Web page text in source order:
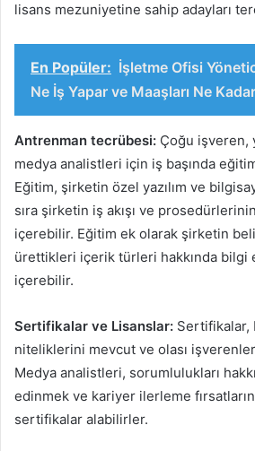
lisans mezuniyetine sahip adayları
En Popüler: İşletme Ofisi
Ne İş Yapar ve Maaşları Ne
Antrenman tecrübesi: Çoğu işveren,
medya analistleri için iş başında
Eğitim, şirketin özel yazılım ve
sıra şirketin iş akışı ve
içerebilir. Eğitim ek olarak şirketin
ürettikleri içerik türleri hakkında bilgi
içerebilir.
Sertifikalar ve Lisanslar: Sertifikalar,
niteliklerini mevcut ve olası
Medya analistleri, sorumlulukları
edinmek ve kariyer ilerleme
sertifikalar alabilirler.